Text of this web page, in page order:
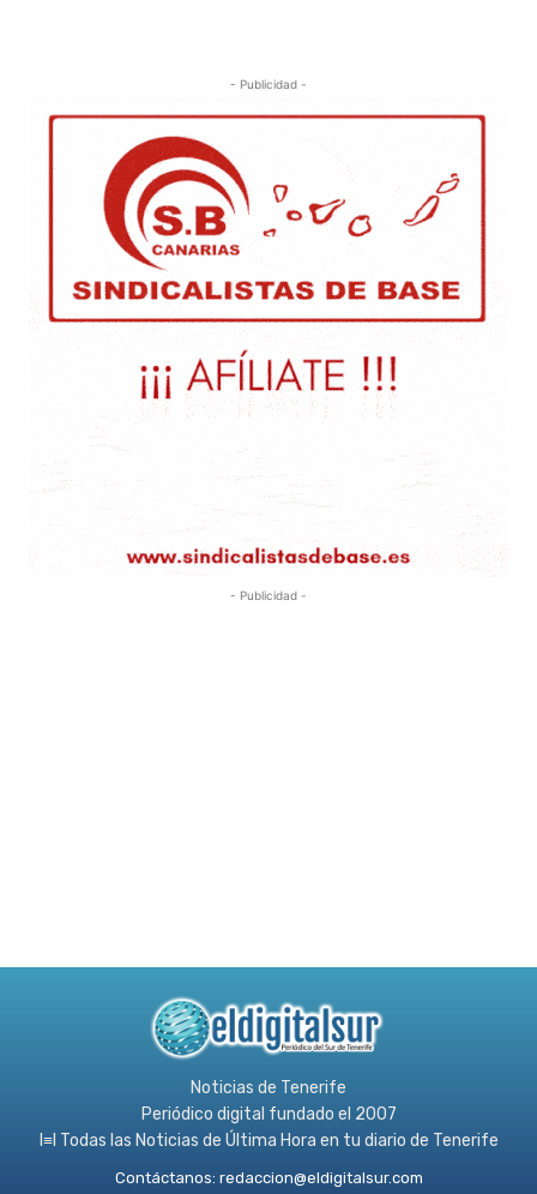
- Publicidad -
- Publicidad -
Noticias de Tenerife
Periódico digital fundado el 2007
l≡l Todas las Noticias de Última Hora en tu diario de Tenerife
Contáctanos: redaccion@eldigitalsur.com